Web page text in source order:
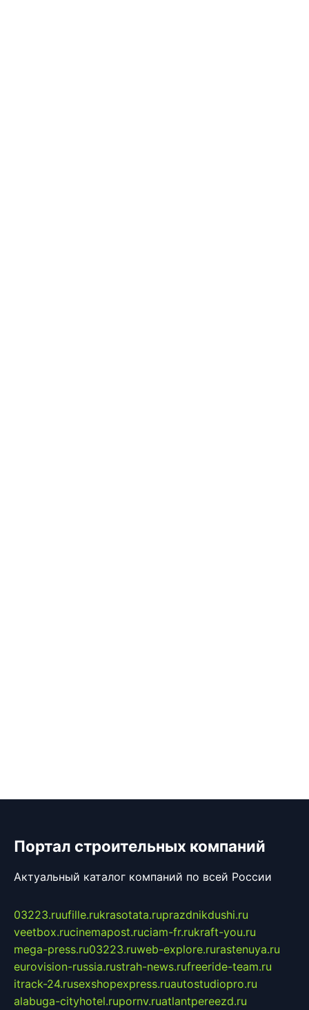
Портал строительных компаний
Актуальный каталог компаний по всей России
03223.ruufille.rukrasotata.ruprazdnikdushi.ru
veetbox.rucinemapost.ruciam-fr.rukraft-you.ru
mega-press.ru03223.ruweb-explore.rurastenuya.ru
eurovision-russia.rustrah-news.rufreeride-team.ru
itrack-24.rusexshopexpress.ruautostudiopro.ru
alabuga-cityhotel.rupornv.ruatlantpereezd.ru